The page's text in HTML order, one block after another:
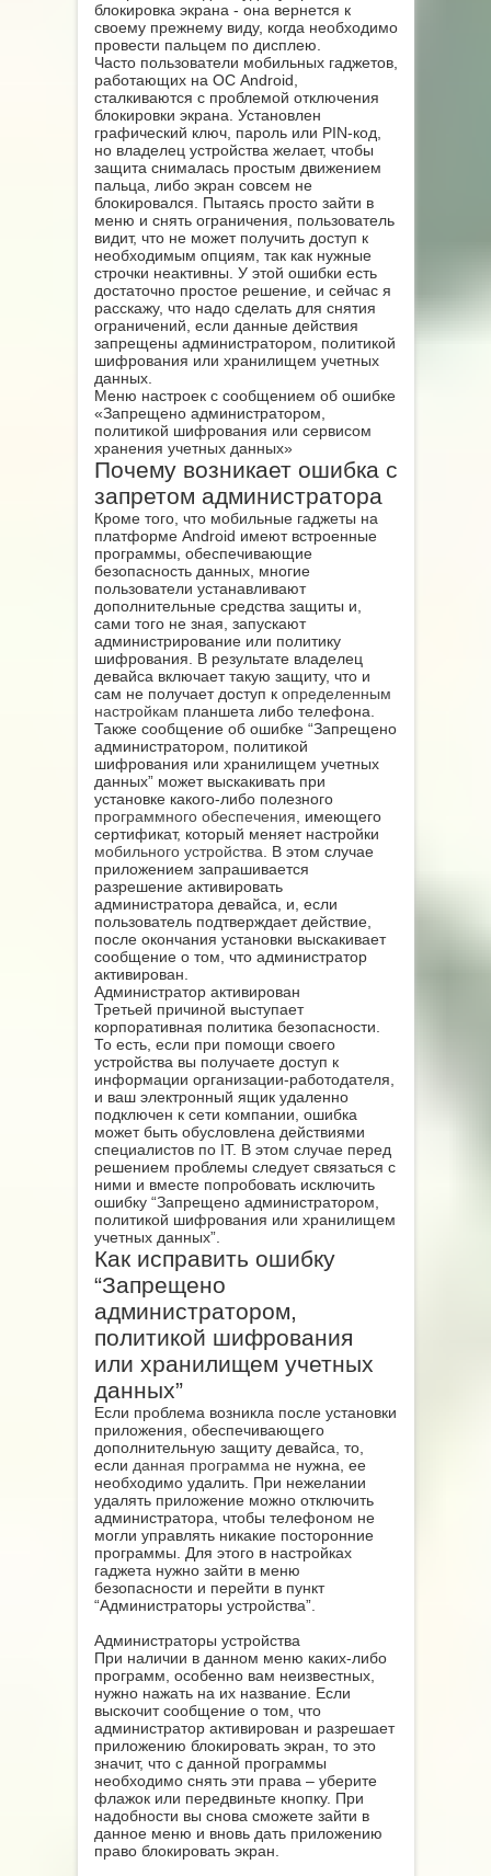
блокировка экрана - она вернется к
своему прежнему виду, когда необходимо
провести пальцем по дисплею.
Часто пользователи мобильных гаджетов,
работающих на ОС Android,
сталкиваются с проблемой отключения
блокировки экрана. Установлен
графический ключ, пароль или PIN-код,
но владелец устройства желает, чтобы
защита снималась простым движением
пальца, либо экран совсем не
блокировался. Пытаясь просто зайти в
меню и снять ограничения, пользователь
видит, что не может получить доступ к
необходимым опциям, так как нужные
строчки неактивны. У этой ошибки есть
достаточно простое решение, и сейчас я
расскажу, что надо сделать для снятия
ограничений, если данные действия
запрещены администратором, политикой
шифрования или хранилищем учетных
данных.
Меню настроек с сообщением об ошибке
«Запрещено администратором,
политикой шифрования или сервисом
хранения учетных данных»
Почему возникает ошибка с
запретом администратора
Кроме того, что мобильные гаджеты на
платформе Android имеют встроенные
программы, обеспечивающие
безопасность данных, многие
пользователи устанавливают
дополнительные средства защиты и,
сами того не зная, запускают
администрирование или политику
шифрования. В результате владелец
девайса включает такую защиту, что и
сам не получает доступ к определенным
настройкам планшета либо телефона.
Также сообщение об ошибке “Запрещено
администратором, политикой
шифрования или хранилищем учетных
данных” может выскакивать при
установке какого-либо полезного
программного обеспечения , имеющего
сертификат, который меняет настройки
мобильного устройства . В этом случае
приложением запрашивается
разрешение активировать
администратора девайса, и, если
пользователь подтверждает действие,
после окончания установки выскакивает
сообщение о том, что администратор
активирован.
Администратор активирован
Третьей причиной выступает
корпоративная политика безопасности.
То есть, если при помощи своего
устройства вы получаете доступ к
информации организации-работодателя,
и ваш электронный ящик удаленно
подключен к сети компании, ошибка
может быть обусловлена действиями
специалистов по IT. В этом случае перед
решением проблемы следует связаться с
ними и вместе попробовать исключить
ошибку “Запрещено администратором,
политикой шифрования или хранилищем
учетных данных”.
Как исправить ошибку
“Запрещено
администратором,
политикой шифрования
или хранилищем учетных
данных”
Если проблема возникла после установки
приложения, обеспечивающего
дополнительную защиту девайса, то,
если данная программа не нужна, ее
необходимо удалить. При нежелании
удалять приложение можно отключить
администратора, чтобы телефоном не
могли управлять никакие посторонние
программы. Для этого в настройках
гаджета нужно зайти в меню
безопасности и перейти в пункт
“Администраторы устройства”.
Администраторы устройства
При наличии в данном меню каких-либо
программ, особенно вам неизвестных,
нужно нажать на их название. Если
выскочит сообщение о том, что
администратор активирован и разрешает
приложению блокировать экран, то это
значит, что с данной программы
необходимо снять эти права – уберите
флажок или передвиньте кнопку. При
надобности вы снова сможете зайти в
данное меню и вновь дать приложению
право блокировать экран.